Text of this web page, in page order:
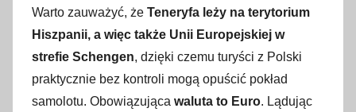
n
o
3
0
m
Warto zauważyć, że Teneryfa leży na terytorium
Hiszpanii, a więc także Unii Europejskiej w
strefie Schengen, dzięki czemu turyści z Polski
praktycznie bez kontroli mogą opuścić pokład
samolotu. Obowiązująca waluta to Euro. Lądując